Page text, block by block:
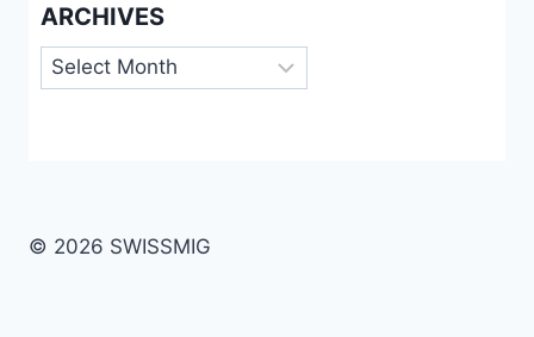
ARCHIVES
Archives
© 2026 SWISSMIG